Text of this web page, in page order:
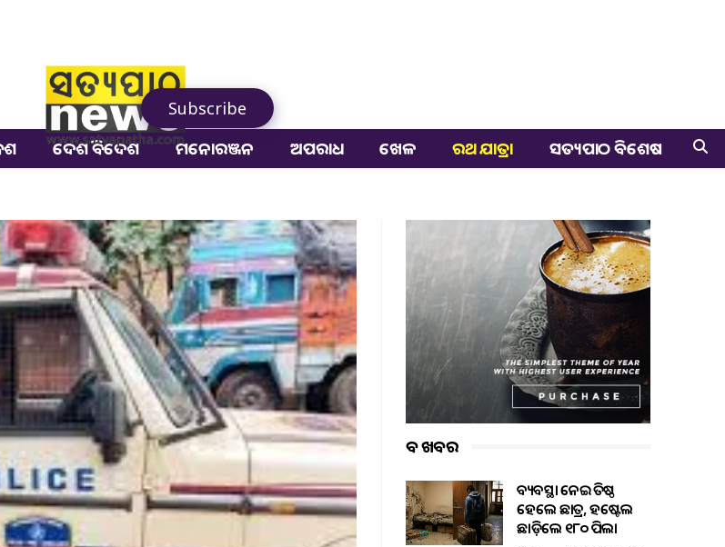
Subscribe
ଦେଶ ବିଦେଶ ମନୋରଞ୍ଜନ ଅପରାଧ ଖେଳ ରଥ ଯାତ୍ରା ସତ୍ୟପାଠ ବିଶେଷ
ବଡ ଖବର
ଅବ୍ୟବସ୍ଥା ନେଇ ଅତିଷ୍ଠ
ହେଲେ ଛାତ୍ର, ହଷ୍ଟେଲ
ଛାଡ଼ିଲେ ୧୮୦ ପିଲା